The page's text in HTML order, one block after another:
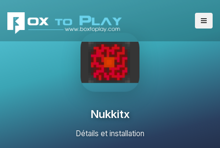
Nukkitx
Détails et installation